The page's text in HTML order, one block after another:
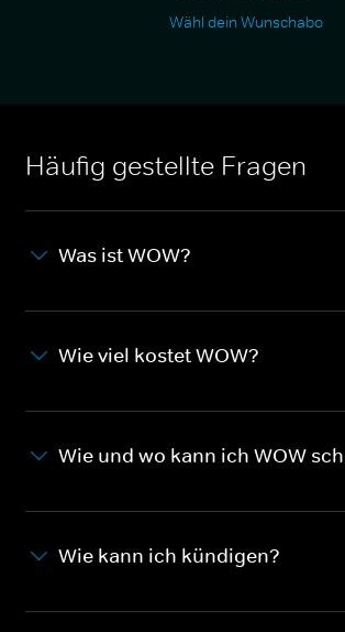
Wähl dein Wunschabo
Häufig gestellte Fragen
Was ist WOW?
Wie viel kostet WOW?
Wie und wo kann ich WOW
Wie kann ich kündigen?